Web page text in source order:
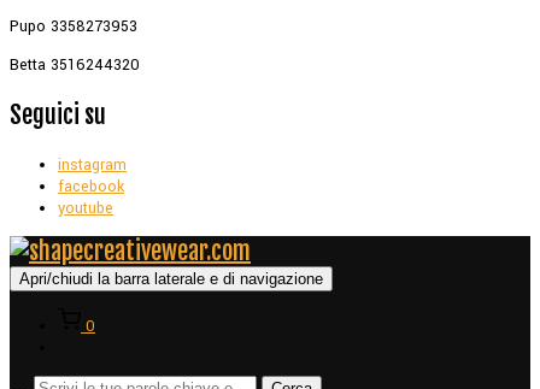
Pupo 3358273953
Betta 3516244320
Seguici su
instagram
facebook
youtube
Apri/chiudi la barra laterale e di navigazione
0